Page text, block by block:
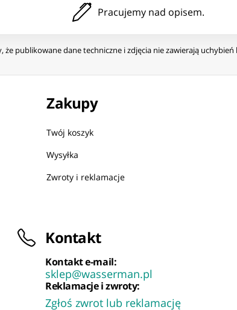
Pracujemy nad opisem.
publikowane dane techniczne i zdjęcia nie zawierają
Zakupy
Twój koszyk
Wysyłka
Zwroty i reklamacje
Kontakt
Kontakt e-mail:
sklep@wasserman.pl
Reklamacje i zwroty:
Zgłoś zwrot lub reklamację